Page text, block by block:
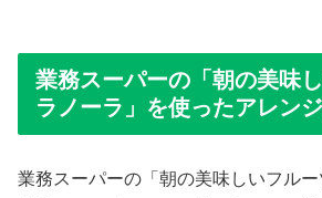
業務スーパーの「朝の美味
ラノーラ」を使ったアレン
業務スーパーの「朝の美味しいフルー